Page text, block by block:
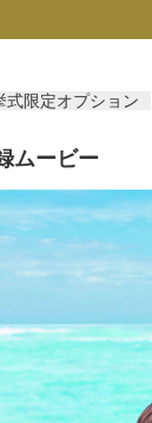
式限定オプション
ムービー